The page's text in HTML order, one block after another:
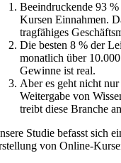
Beeindruckende 93
Kursen Einnahmen.
tragfähiges
Die besten 8 % der
monatlich über
Gewinne ist real.
Aber es geht nicht
Weitergabe von
treibt diese Branche
Studie befasst sich
von Online-